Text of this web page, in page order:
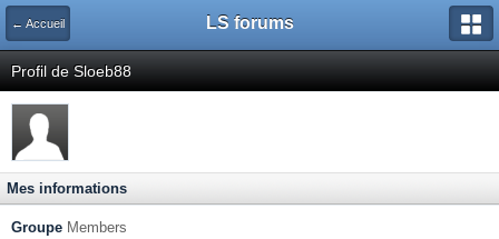
← Accueil LS forums
Profil de Sloeb88
Mes informations
Groupe Members